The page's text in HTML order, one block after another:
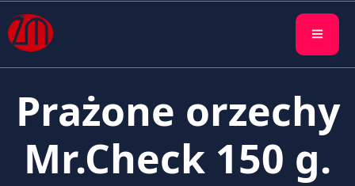
Prażone orzechy
Mr.Check 150 g.